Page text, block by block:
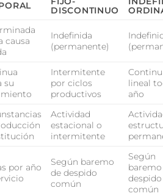
DISCONTINUO
causa
Indefinida
(permanente)
su
Intermitente
por ciclos
productivos
lineal
año
Actividad
estacional o
intermitente
por año
Según baremo
de despido
común
Según
despido
común